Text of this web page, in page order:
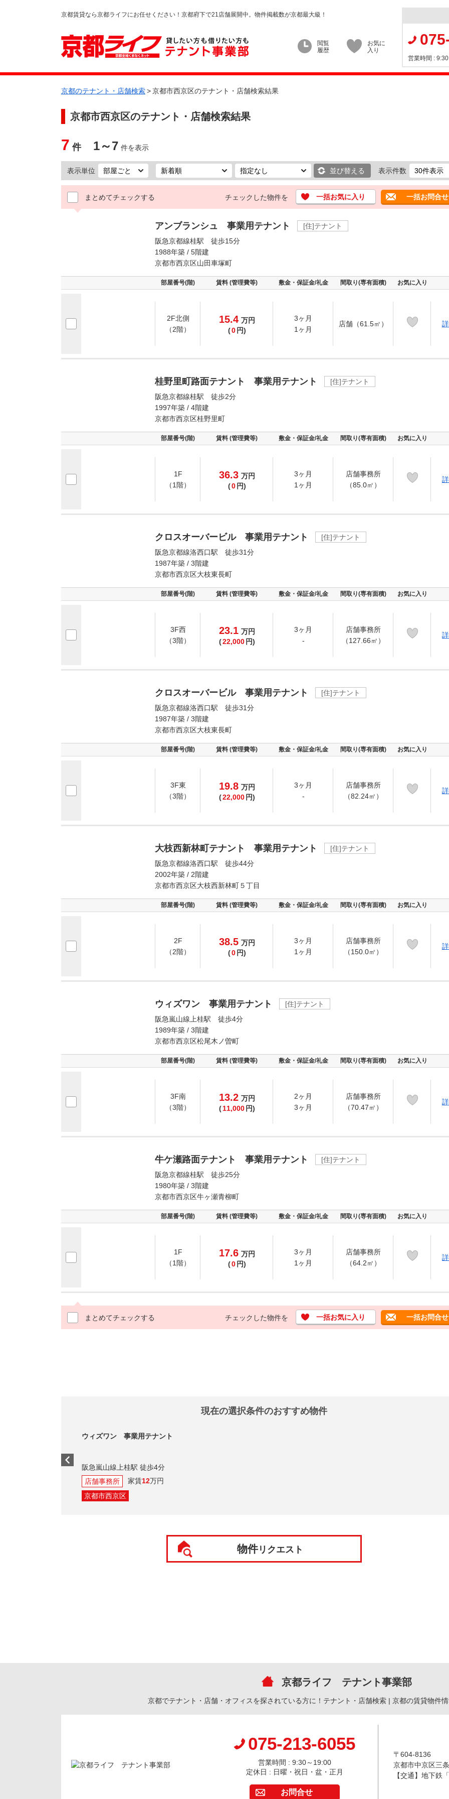
京都賃貸なら京都ライフにお任せください！京都府下で21店舗展開中。物件掲載数が京都最大級！
閲覧
履歴
お気に
入り
営業時間 :
京都のテナント・店舗検索>京都市西京区のテナント・店舗検索結果
京都市西京区のテナント・店舗検索結果
7 件 1～7 件を表示
表示単位 並び替える 表示件数
まとめてチェックする チェックした物件を 一括お気に入り 一括お問合せ
アンブランシュ 事業用テナント
[住]テナント
阪急京都線桂駅 徒歩15分
1988年築 / 5階建
京都市西京区山田車塚町
部屋番号(階) 賃料 (管理費等) 敷金・保証金/礼金 間取り(専有面積) お気に入り
2F北側
（2階）
15.4 万円
(0 円)
3ヶ月
1ヶ月
店舗（61.5㎡）
桂野里町路面テナント 事業用テナント
[住]テナント
阪急京都線桂駅 徒歩2分
1997年築 / 4階建
京都市西京区桂野里町
部屋番号(階) 賃料 (管理費等) 敷金・保証金/礼金 間取り(専有面積) お気に入り
1F
（1階）
36.3 万円
(0 円)
3ヶ月
1ヶ月
店舗事務所
（85.0㎡）
クロスオーバービル 事業用テナント
[住]テナント
阪急京都線洛西口駅 徒歩31分
1987年築 / 3階建
京都市西京区大枝東長町
部屋番号(階) 賃料 (管理費等) 敷金・保証金/礼金 間取り(専有面積) お気に入り
3F西
（3階）
23.1 万円
(22,000 円)
3ヶ月
-
店舗事務所
（127.66㎡）
クロスオーバービル 事業用テナント
[住]テナント
阪急京都線洛西口駅 徒歩31分
1987年築 / 3階建
京都市西京区大枝東長町
部屋番号(階) 賃料 (管理費等) 敷金・保証金/礼金 間取り(専有面積) お気に入り
3F東
（3階）
19.8 万円
(22,000 円)
3ヶ月
-
店舗事務所
（82.24㎡）
大枝西新林町テナント 事業用テナント
[住]テナント
阪急京都線洛西口駅 徒歩44分
2002年築 / 2階建
京都市西京区大枝西新林町５丁目
部屋番号(階) 賃料 (管理費等) 敷金・保証金/礼金 間取り(専有面積) お気に入り
2F
（2階）
38.5 万円
(0 円)
3ヶ月
1ヶ月
店舗事務所
（150.0㎡）
ウィズワン 事業用テナント
[住]テナント
阪急嵐山線上桂駅 徒歩4分
1989年築 / 3階建
京都市西京区松尾木ノ曽町
部屋番号(階) 賃料 (管理費等) 敷金・保証金/礼金 間取り(専有面積) お気に入り
3F南
（3階）
13.2 万円
( 11,000 円)
2ヶ月
3ヶ月
店舗事務所
（70.47㎡）
牛ケ瀬路面テナント 事業用テナント
[住]テナント
阪急京都線桂駅 徒歩25分
1980年築 / 3階建
京都市西京区牛ヶ瀬青柳町
部屋番号(階) 賃料 (管理費等) 敷金・保証金/礼金 間取り(専有面積) お気に入り
1F
（1階）
17.6 万円
(0 円)
3ヶ月
1ヶ月
店舗事務所
（64.2㎡）
まとめてチェックする チェックした物件を 一括お気に入り 一括お問合せ
現在の選択条件のおすすめ物件
ウィズワン 事業用テナント
阪急嵐山線上桂駅 徒歩4分
店舗事務所
家賃12万円
京都市西京区
物件リクエスト
京都ライフ テナント事業部
京都でテナント・店舗・オフィスを探されている方に！テナント・店舗検索 | 京都の賃貸物件
075-213-6055
営業時間 : 9:30～19:00
定休日 : 日曜・祝日・盆・正月
お問合せ
〒604-8136
京都市中京区三
【交通】地下鉄